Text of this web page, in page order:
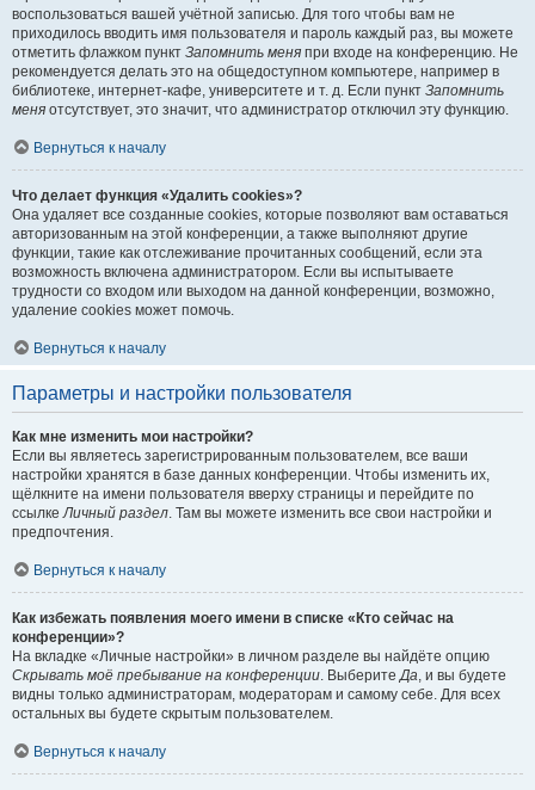
воспользоваться вашей учётной записью. Для того чтобы вам не
приходилось вводить имя пользователя и пароль каждый раз, вы можете
отметить флажком пункт Запомнить меня при входе на конференцию. Не
рекомендуется делать это на общедоступном компьютере, например в
библиотеке, интернет-кафе, университете и т. д. Если пункт Запомнить
меня отсутствует, это значит, что администратор отключил эту функцию.
Вернуться к началу
Что делает функция «Удалить cookies»?
Она удаляет все созданные cookies, которые позволяют вам оставаться
авторизованным на этой конференции, а также выполняют другие
функции, такие как отслеживание прочитанных сообщений, если эта
возможность включена администратором. Если вы испытываете
трудности со входом или выходом на данной конференции, возможно,
удаление cookies может помочь.
Вернуться к началу
Параметры и настройки пользователя
Как мне изменить мои настройки?
Если вы являетесь зарегистрированным пользователем, все ваши
настройки хранятся в базе данных конференции. Чтобы изменить их,
щёлкните на имени пользователя вверху страницы и перейдите по
ссылкеЛичный раздел. Там вы можете изменить все свои настройки и
предпочтения.
Вернуться к началу
Как избежать появления моего имени в списке «Кто сейчас на
конференции»?
На вкладке «Личные настройки» в личном разделе вы найдёте опцию
Скрывать моё пребывание на конференции. ВыберитеДа, и вы будете
видны только администраторам, модераторам и самому себе. Для всех
остальных вы будете скрытым пользователем.
Вернуться к началу